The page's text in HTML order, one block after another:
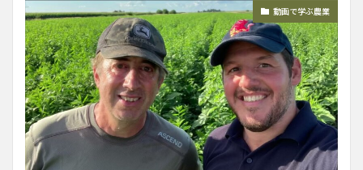
動画で学ぶ農業